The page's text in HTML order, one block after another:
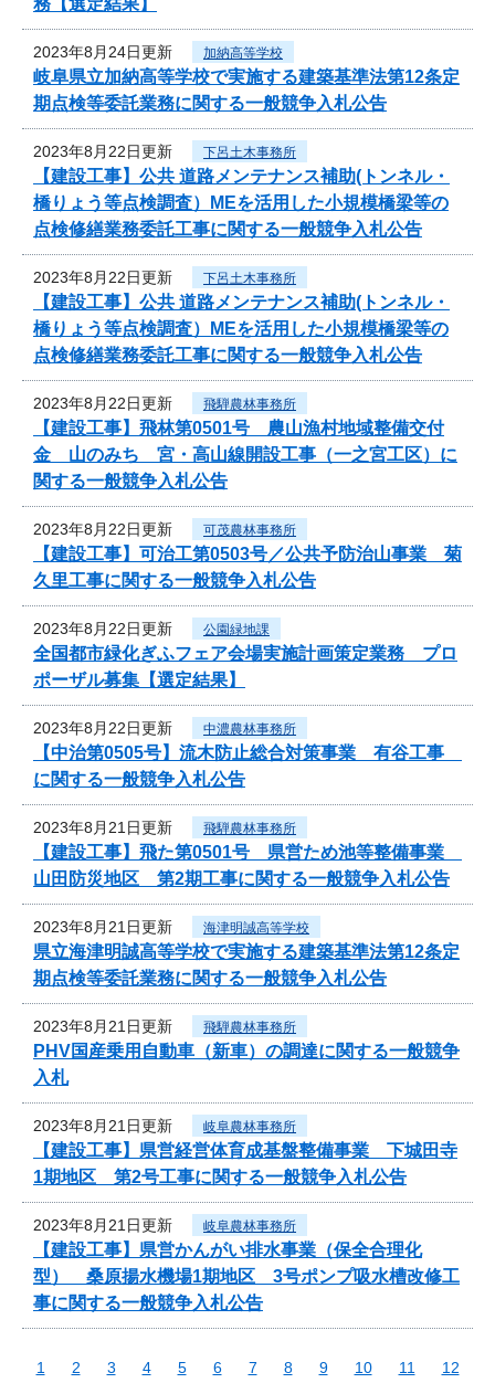
2023年8月24日更新 加納高等学校
岐阜県立加納高等学校で実施する建築基準法第12条定
期点検等委託業務に関する一般競争入札公告
2023年8月22日更新 下呂土木事務所
【建設工事】公共 道路メンテナンス補助(トンネル・
橋りょう等点検調査）MEを活用した小規模橋梁等の
点検修繕業務委託工事に関する一般競争入札公告
2023年8月22日更新 下呂土木事務所
【建設工事】公共 道路メンテナンス補助(トンネル・
橋りょう等点検調査）MEを活用した小規模橋梁等の
点検修繕業務委託工事に関する一般競争入札公告
2023年8月22日更新 飛騨農林事務所
【建設工事】飛林第0501号 農山漁村地域整備交付
金 山のみち 宮・高山線開設工事（一之宮工区）に
関する一般競争入札公告
2023年8月22日更新 可茂農林事務所
【建設工事】可治工第0503号／公共予防治山事業 菊
久里工事に関する一般競争入札公告
2023年8月22日更新 公園緑地課
全国都市緑化ぎふフェア会場実施計画策定業務 プロ
ポーザル募集【選定結果】
2023年8月22日更新 中濃農林事務所
【中治第0505号】流木防止総合対策事業 有谷工事
に関する一般競争入札公告
2023年8月21日更新 飛騨農林事務所
【建設工事】飛た第0501号 県営ため池等整備事業
山田防災地区 第2期工事に関する一般競争入札公告
2023年8月21日更新 海津明誠高等学校
県立海津明誠高等学校で実施する建築基準法第12条定
期点検等委託業務に関する一般競争入札公告
2023年8月21日更新 飛騨農林事務所
PHV国産乗用自動車（新車）の調達に関する一般競争
入札
2023年8月21日更新 岐阜農林事務所
【建設工事】県営経営体育成基盤整備事業 下城田寺
1期地区 第2号工事に関する一般競争入札公告
2023年8月21日更新 岐阜農林事務所
【建設工事】県営かんがい排水事業（保全合理化
型） 桑原揚水機場1期地区 3号ポンプ吸水槽改修工
事に関する一般競争入札公告
1 2 3 4 5 6 7 8 9 10 11
12